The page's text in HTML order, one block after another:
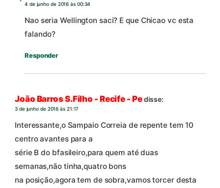
4 de junho de 2016 às 00:34
Nao seria Wellington saci? E que Chicao vc esta
falando?
Responder
João Barros S.Filho - Recife - Pedisse:
3 de junho de 2016 às 21:17
Interessante,o Sampaio Correia de repente tem 10
centro avantes para a
série B do bfasileiro,para quem até duas
semanas,não tinha,quatro bons
na posição,agora tem de sobra,vamos torcer desta